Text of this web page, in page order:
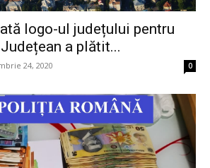
logo-ul județului pentru
a plătit...
24, 2020 0